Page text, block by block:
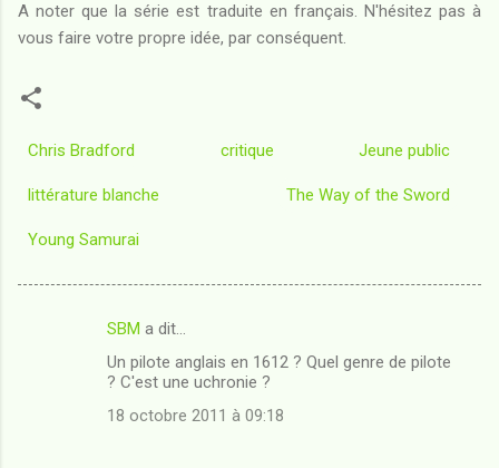
A noter que la série est traduite en français. N'hésitez pas à
vous faire votre propre idée, par conséquent.
Chris Bradford critique Jeune public
littérature blanche The Way of the Sword
Young Samurai
SBM a dit…
Un pilote anglais en 1612 ? Quel genre de pilote
? C'est une uchronie ?
18 octobre 2011 à 09:18